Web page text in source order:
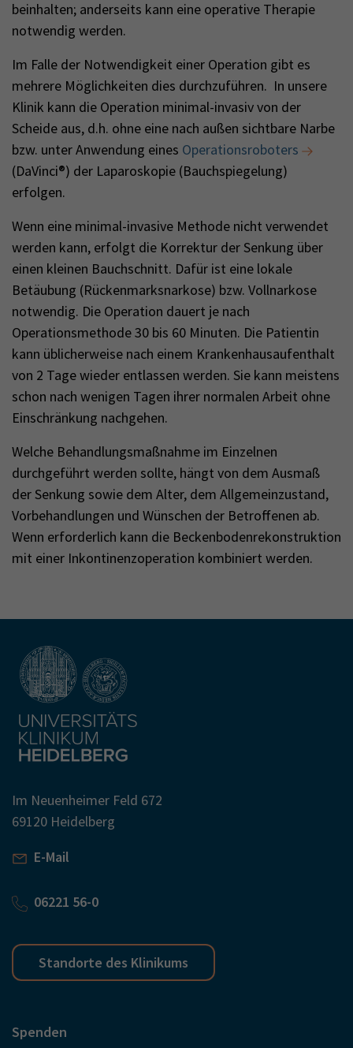
beinhalten; anderseits kann eine operative Therapie
notwendig werden.
Im Falle der Notwendigkeit einer Operation gibt es
mehrere Möglichkeiten dies durchzuführen. In unsere
Klinik kann die Operation minimal-invasiv von der
Scheide aus, d.h. ohne eine nach außen sichtbare Narbe
bzw. unter Anwendung eines Operationsroboters
(DaVinci®) der Laparoskopie (Bauchspiegelung)
erfolgen.
Wenn eine minimal-invasive Methode nicht verwendet
werden kann, erfolgt die Korrektur der Senkung über
einen kleinen Bauchschnitt. Dafür ist eine lokale
Betäubung (Rückenmarksnarkose) bzw. Vollnarkose
notwendig. Die Operation dauert je nach
Operationsmethode 30 bis 60 Minuten. Die Patientin
kann üblicherweise nach einem Krankenhausaufenthalt
von 2 Tage wieder entlassen werden. Sie kann meistens
schon nach wenigen Tagen ihrer normalen Arbeit ohne
Einschränkung nachgehen.
Welche Behandlungsmaßnahme im Einzelnen
durchgeführt werden sollte, hängt von dem Ausmaß
der Senkung sowie dem Alter, dem Allgemeinzustand,
Vorbehandlungen und Wünschen der Betroffenen ab.
Wenn erforderlich kann die Beckenbodenrekonstruktion
mit einer Inkontinenzoperation kombiniert werden.
Im Neuenheimer Feld 672
69120 Heidelberg
E-Mail
06221 56-0
Standorte des Klinikums
Spenden